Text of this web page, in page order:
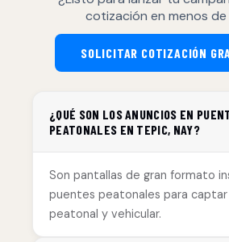
cotización en menos de
SOLICITAR COTIZACIÓN
¿QUÉ SON LOS ANUNCIOS EN
PEATONALES EN TEPIC, NAY?
Son pantallas de gran formato
puentes peatonales para
peatonal y vehicular.